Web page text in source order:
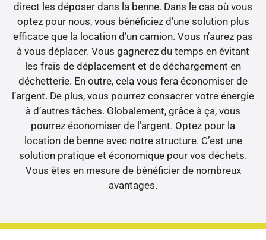
direct les déposer dans la benne. Dans le cas où vous
optez pour nous, vous bénéficiez d’une solution plus
efficace que la location d’un camion. Vous n’aurez pas
à vous déplacer. Vous gagnerez du temps en évitant
les frais de déplacement et de déchargement en
déchetterie. En outre, cela vous fera économiser de
l’argent. De plus, vous pourrez consacrer votre énergie
à d’autres tâches. Globalement, grâce à ça, vous
pourrez économiser de l’argent. Optez pour la
location de benne avec notre structure. C’est une
solution pratique et économique pour vos déchets.
Vous êtes en mesure de bénéficier de nombreux
avantages.